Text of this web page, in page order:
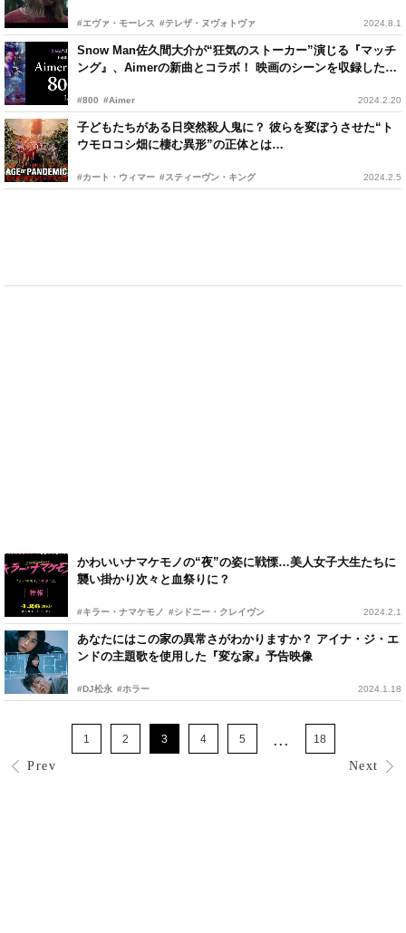
#エヴァ・モーレス #テレザ・ヌヴォトヴァ 2024.8.1
Snow Man佐久間大介が“狂気のストーカー”演じる『マッチ
ング』、Aimerの新曲とコラボ！ 映画のシーンを収録したリ
#800 #Aimer 2024.2.20
子どもたちがある日突然殺人鬼に？ 彼らを変ぼうさせた“ト
ウモロコシ畑に棲む異形”の正体とは…
#カート・ウィマー #スティーヴン・キング 2024.2.5
かわいいナマケモノの“夜”の姿に戦慄…美人女子大生たちに
襲い掛かり次々と血祭りに？
#キラー・ナマケモノ #シドニー・クレイヴン 2024.2.1
あなたにはこの家の異常さがわかりますか？ アイナ・ジ・エ
ンドの主題歌を使用した『変な家』予告映像
#DJ松永 #ホラー 2024.1.18
Prev
1 2 3 4 5 ... 18
Next